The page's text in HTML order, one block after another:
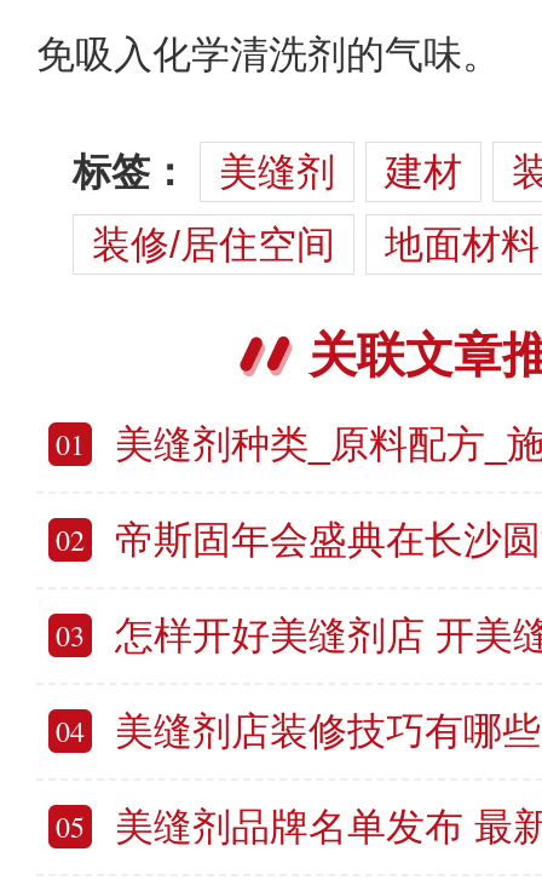
免吸入化学清洗剂的气味。
标签： 美缝剂 建材
装修/居住空间
地面材料
关联文章
01 美缝剂种类_原料配方_施工
02 帝斯固年会盛典在长沙
03 怎样开好美缝剂店 开美缝剂
04 美缝剂店装修技巧有哪些 怎
05 美缝剂品牌名单发布 最新